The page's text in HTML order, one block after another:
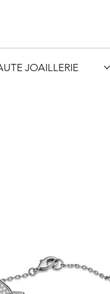
JOAILLERIE